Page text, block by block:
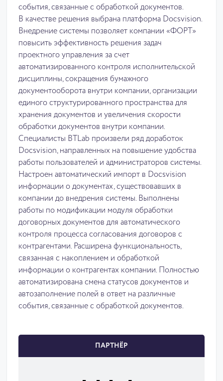
события, связанные с обработкой документов.
В качестве решения выбрана платформа Docsvision.
Внедрение системы позволяет компании «ФОРТ»
повысить эффективность решения задач
проектного управления за счет
автоматизированного контроля исполнительской
дисциплины, сокращения бумажного
документооборота внутри компании, организации
единого структурированного пространства для
хранения документов и увеличения скорости
обработки документов внутри компании.
Специалисты BTLab произвели ряд доработок
Docsvision, направленных на повышение удобства
работы пользователей и администраторов системы.
Настроен автоматический импорт в Docsvision
информации о документах, существовавших в
компании до внедрения системы. Выполнены
работы по модификации модуля обработки
договорных документов для автоматического
контроля процесса согласования договоров с
контрагентами. Расширена функциональность,
связанная с накоплением и обработкой
информации о контрагентах компании. Полностью
автоматизирована смена статусов документов и
автозаполнение полей в ответ на различные
события, связанные с обработкой документов.
ПАРТНЁР